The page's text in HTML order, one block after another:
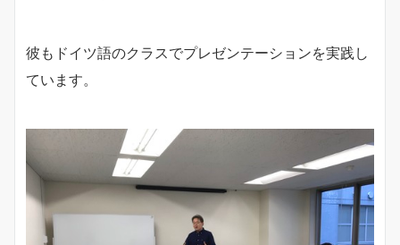
彼もドイツ語のクラスでプレゼンテーションを実践し
ています。